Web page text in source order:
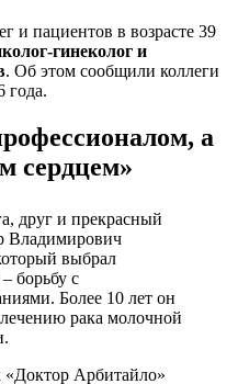
и пациентов в возрасте 39
и
. Об этом сообщили коллеги
года.
а
сердцем»
друг и прекрасный
Владимирович
выбрал
борьбу с
Более 10 лет он
рака молочной
Арбитайло»